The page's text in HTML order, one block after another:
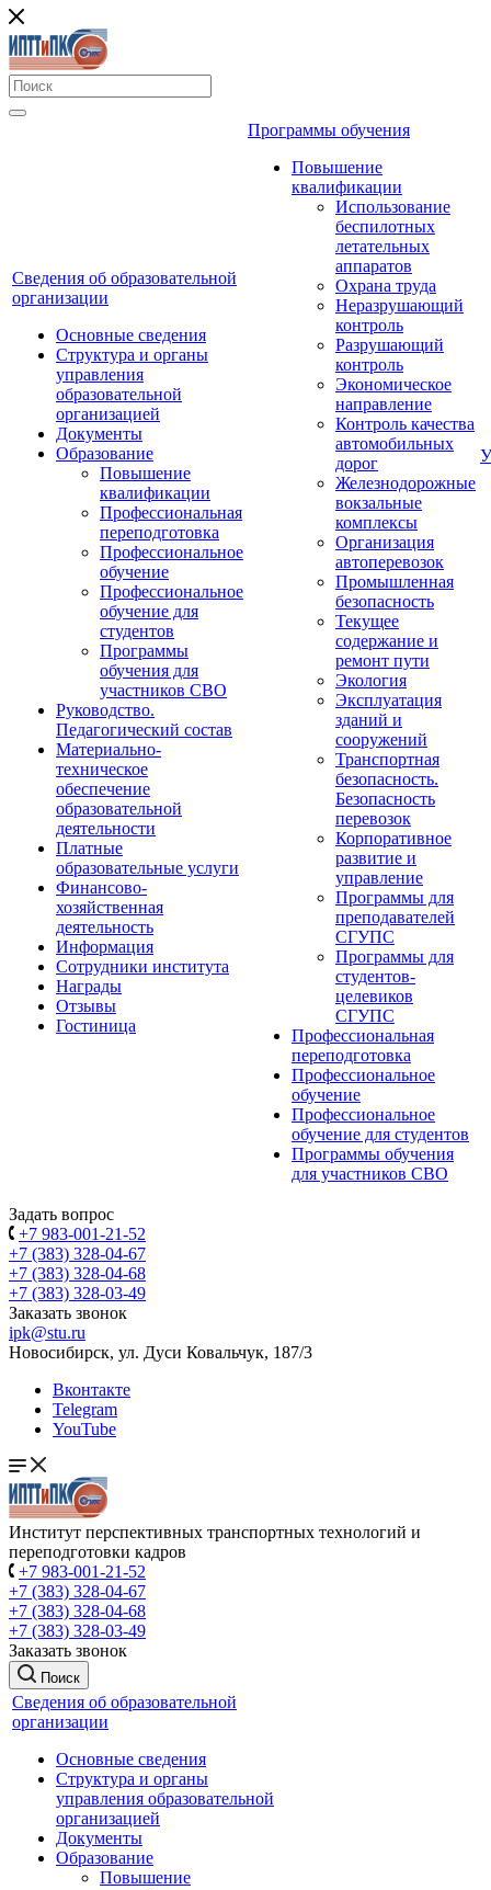
Сведения об образовательной
организации
Основные сведения
Структура и органы
управления
образовательной
организацией
Документы
Образование
Повышение
квалификации
Профессиональная
переподготовка
Профессиональное
обучение
Профессиональное
обучение для
студентов
Программы
обучения для
участников СВО
Руководство.
Педагогический состав
Материально-
техническое
обеспечение
образовательной
деятельности
Платные
образовательные услуги
Финансово-
хозяйственная
деятельность
Информация
Сотрудники института
Награды
Отзывы
Гостиница
Программы обучения
Повышение
квалификации
Использование
беспилотных
летательных
аппаратов
Охрана труда
Неразрушающий
контроль
Разрушающий
контроль
Экономическое
направление
Контроль качества
автомобильных
дорог
Железнодорожные
вокзальные
комплексы
Организация
автоперевозок
Промышленная
безопасность
Текущее
содержание и
ремонт пути
Экология
Эксплуатация
зданий и
сооружений
Транспортная
безопасность.
Безопасность
перевозок
Корпоративное
развитие и
управление
Программы для
преподавателей
СГУПС
Программы для
студентов-
целевиков
СГУПС
Профессиональная
переподготовка
Профессиональное
обучение
Профессиональное
обучение для студентов
Программы обучения
для участников СВО
Задать вопрос
+7 983-001-21-52
+7 (383) 328-04-67
+7 (383) 328-04-68
+7 (383) 328-03-49
Заказать звонок
ipk@stu.ru
Новосибирск, ул. Дуси Ковальчук, 187/3
Вконтакте
Telegram
YouTube
Институт перспективных транспортных технологий и
переподготовки кадров
+7 983-001-21-52
+7 (383) 328-04-67
+7 (383) 328-04-68
+7 (383) 328-03-49
Заказать звонок
Поиск
Сведения об образовательной
организации
Основные сведения
Структура и органы
управления образовательной
организацией
Документы
Образование
Повышение